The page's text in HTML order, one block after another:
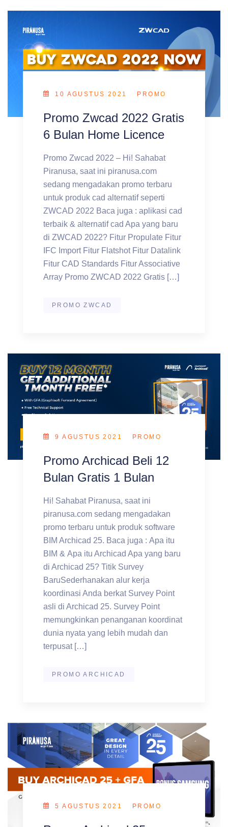
10 AGUSTUS 2021 PROMO
Promo Zwcad 2022 Gratis
6 Bulan Home Licence
Promo Zwcad 2022 – Hi! Sahabat
Piranusa, saat ini piranusa.com
sedang mengadakan promo terbaru
untuk produk cad alternatif seperti
ZWCAD 2022 Baca juga : aplikasi cad
terbaik & alternatif cad Apa yang baru
di ZWCAD 2022? Fitur Propulate Fitur
IFC Import Fitur Flatshot Fitur Datalink
Fitur CAD Standards Fitur Associative
Array Promo ZWCAD 2022 Gratis […]
PROMO ZWCAD
9 AGUSTUS 2021 PROMO
Promo Archicad Beli 12
Bulan Gratis 1 Bulan
Hi! Sahabat Piranusa, saat ini
piranusa.com sedang mengadakan
promo terbaru untuk produk software
BIM Archicad 25. Baca juga : Apa itu
BIM & Apa itu Archicad Apa yang baru
di Archicad 25? Titik Survey
BaruSederhanakan alur kerja
koordinasi Anda berkat Survey Point
asli di Archicad 25. Survey Point
memungkinkan penanganan koordinat
dunia nyata yang lebih mudah dan
terpusat […]
PROMO ARCHICAD
5 AGUSTUS 2021 PROMO